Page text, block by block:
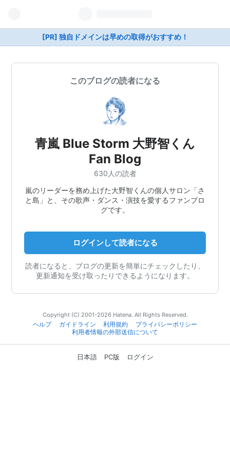
[PR] 独自ドメインは早めの取得がおすすめ！
このブログの読者になる
青嵐 Blue Storm 大野智くん
Fan Blog
630人の読者
嵐のリーダーを務め上げた大野智くんの個人サロン「さ
と島」と、その歌声・ダンス・演技を愛するファンブロ
グです。
ログインして読者になる
読者になると、ブログの更新を簡単にチェックしたり、
更新通知を受け取ったりできるようになります。
Copyright (C) 2001-2026 Hatena. All Rights Reserved.
ヘルプ
ガイドライン 利用規約
プライバシーポリシー
利用者情報の外部送信について
日本語 PC版 ログイン